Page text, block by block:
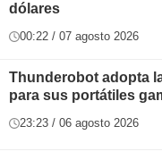
dólares
00:22 / 07 agosto 2026
Thunderobot adopta
para sus portátiles
23:23 / 06 agosto 2026